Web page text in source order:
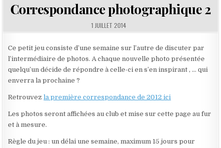
Correspondance photographique 2
PUBLISHED DATE:
1 JUILLET 2014
Ce petit jeu consiste d’une semaine sur l’autre de discuter par
l’intermédiaire de photos. A chaque nouvelle photo présentée
quelqu’un décide de répondre à celle-ci en s’en inspirant , … qui
enverra la prochaine ?
Retrouvezla première correspondance de 2012 ici
Les photos seront affichées au club et mise sur cette page au fur
et à mesure.
Règle du jeu : un délai une semaine, maximum 15 jours pour